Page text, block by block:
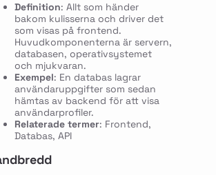
Definition: Allt som händer
bakom kulisserna och driver det
som visas på frontend.
Huvudkomponenterna är servern,
databasen, operativsystemet
och mjukvaran.
Exempel: En databas lagrar
användaruppgifter som sedan
hämtas av backend för att visa
användarprofiler.
Relaterade termer: Frontend,
Databas, API